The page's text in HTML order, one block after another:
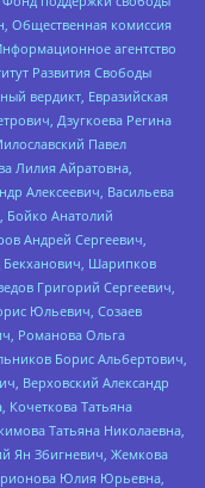
Общественная комиссия
агентство
Развития Свободы
вердикт, Евразийская
Дзугкоева Регина
Павел
Лилия Айратовна,
Алексеевич, Васильева
Бойко Анатолий
Андрей Сергеевич,
Бекханович, Шарипков
Григорий Сергеевич,
Юльевич, Созаев
Романова Ольга
Борис Альбертович,
Верховский Александр
Татьяна
Татьяна Николаевна,
Ян Збигневич, Жемкова
Юлия Юрьевна,